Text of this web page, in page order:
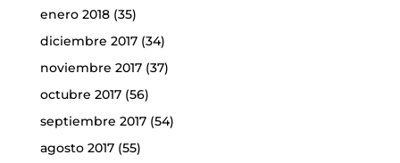
enero 2018(35)
diciembre 2017(34)
noviembre 2017(37)
octubre 2017(56)
septiembre 2017(54)
agosto 2017(55)